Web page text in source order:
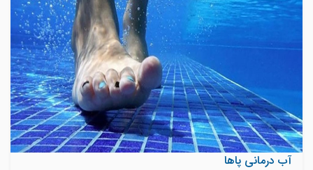
آب درمانی پاها